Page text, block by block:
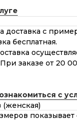
доставка с
бесплатная.
заказе от 20
с
(женская)
показывает